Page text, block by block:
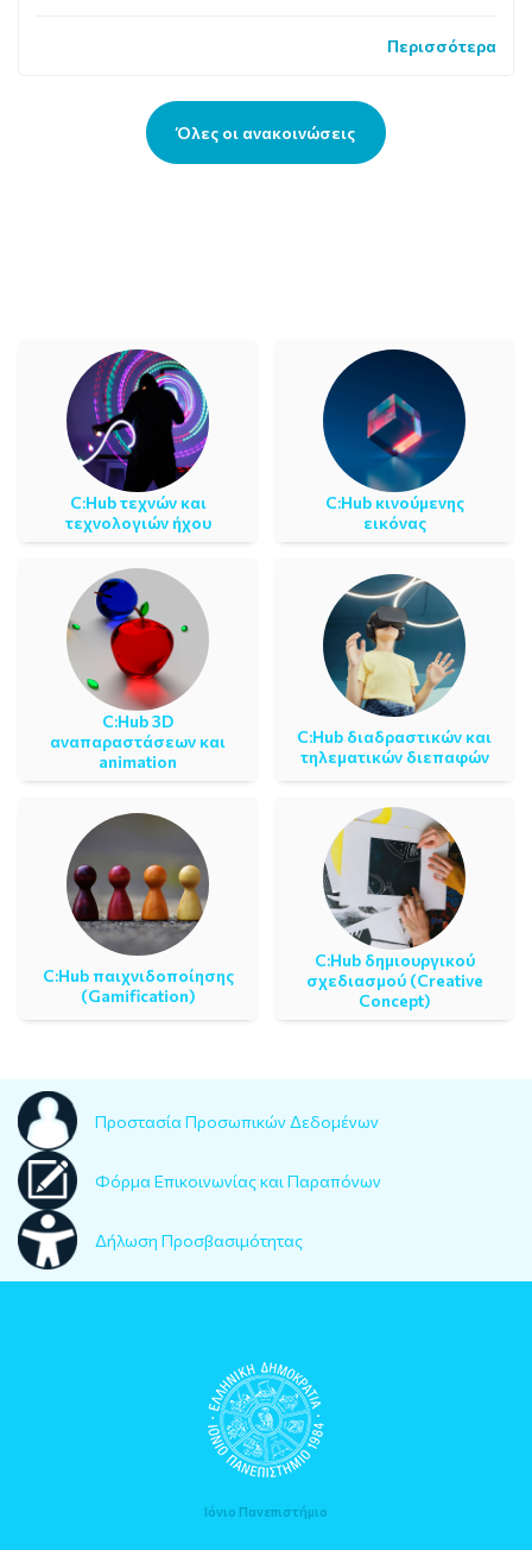
Περισσότερα
Όλες οι ανακοινώσεις
C:Ηub τεχνών και
τεχνολογιών ήχου
C:Ηub κινούμενης
εικόνας
C:Ηub 3D
αναπαραστάσεων και
animation
C:Ηub διαδραστικών και
τηλεματικών διεπαφών
C:Ηub παιχνιδοποίησης
(Gamification)
C:Hub δημιουργικού
σχεδιασμού (Creative
Concept)
Προστασία Προσωπικών Δεδομένων
Φόρμα Επικοινωνίας και Παραπόνων
Δήλωση Προσβασιμότητας
Ιόνιο Πανεπιστήμιο